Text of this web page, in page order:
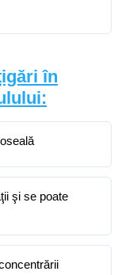
în
şi se poate